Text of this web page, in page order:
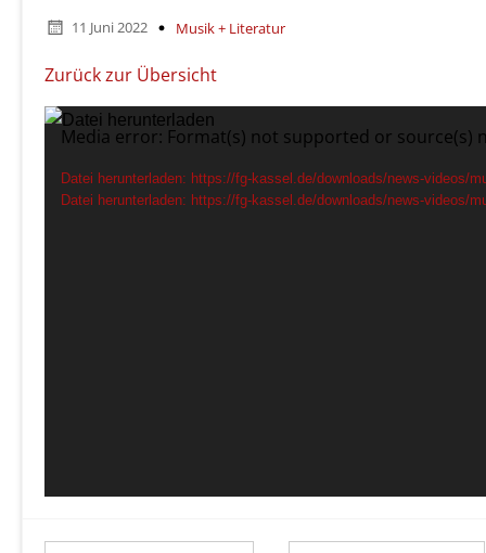
11 Juni 2022 Musik + Literatur
Zurück zur Übersicht
Video-
Player
Media error: Format(s) not supported or source(s)
Datei herunterladen: https://fg-kassel.de/downloads/news-videos/
Datei herunterladen: https://fg-kassel.de/downloads/news-videos/